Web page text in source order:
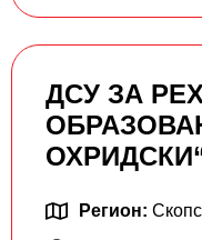
ДСУ ЗА
Регион: